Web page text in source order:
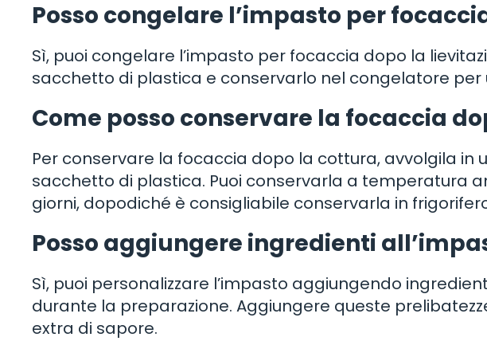
Posso congelare l’impasto per
Sì, puoi congelare l’impasto per focaccia dopo la
sacchetto di plastica e conservarlo nel congelatore per
Come posso conservare la focaccia
Per conservare la focaccia dopo la cottura, avvolgila in
sacchetto di plastica. Puoi conservarla a temperatura
giorni, dopodiché è consigliabile conservarla in
Posso aggiungere ingredienti
Sì, puoi personalizzare l’impasto aggiungendo
durante la preparazione. Aggiungere queste
extra di sapore.